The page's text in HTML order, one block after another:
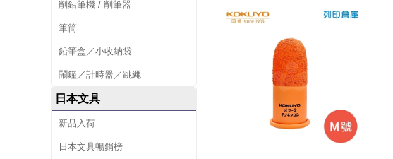
削鉛筆機 / 削筆器
筆筒
鉛筆盒／小收納袋
鬧鐘／計時器／跳繩
日本文具
新品入荷
日本文具暢銷榜